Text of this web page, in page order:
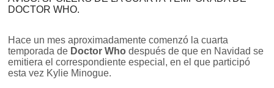
DOCTOR WHO.
Hace un mes aproximadamente comenzó la cuarta
temporada de Doctor Who después de que en Navidad se
emitiera el correspondiente especial, en el que participó
esta vez Kylie Minogue.